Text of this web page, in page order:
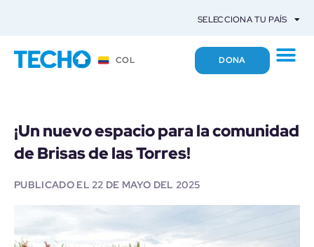
SELECCIONA TU PAÍS
COL DONA
¡Un nuevo espacio para la comunidad
de Brisas de las Torres!
PUBLICADO EL 22 DE MAYO DEL 2025